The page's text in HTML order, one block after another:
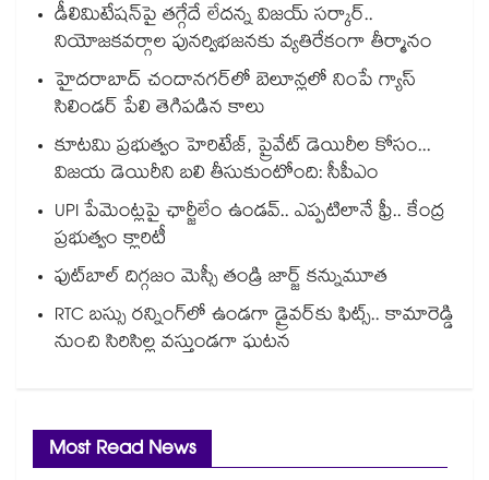
డీలిమిటేషన్‎పై తగ్గేదే లేదన్న విజయ్ సర్కార్..
నియోజకవర్గాల పునర్విభజనకు వ్యతిరేకంగా తీర్మానం
హైదరాబాద్⁪ చందానగర్⁫లో బెలూన్లలో నింపే గ్యాస్
సిలిండర్ పేలి తెగిపడిన కాలు
కూటమి ప్రభుత్వం హెరిటేజ్, ప్రైవేట్ డెయిరీల కోసం...
విజయ డెయిరీని బలి తీసుకుంటోంది: సీపీఎం
UPI పేమెంట్లపై ఛార్జీలేం ఉండవ్.. ఎప్పటిలానే ఫ్రీ.. కేంద్ర
ప్రభుత్వం క్లారిటీ
ఫుట్‎బాల్ దిగ్గజం మెస్సీ తండ్రి జార్జ్ కన్నుమూత
RTC బస్సు రన్నింగ్⁫లో ఉండగా డ్రైవర్‌కు ఫిట్స్.. కామారెడ్డి
నుంచి సిరిసిల్ల వస్తుండగా ఘటన
Most Read News